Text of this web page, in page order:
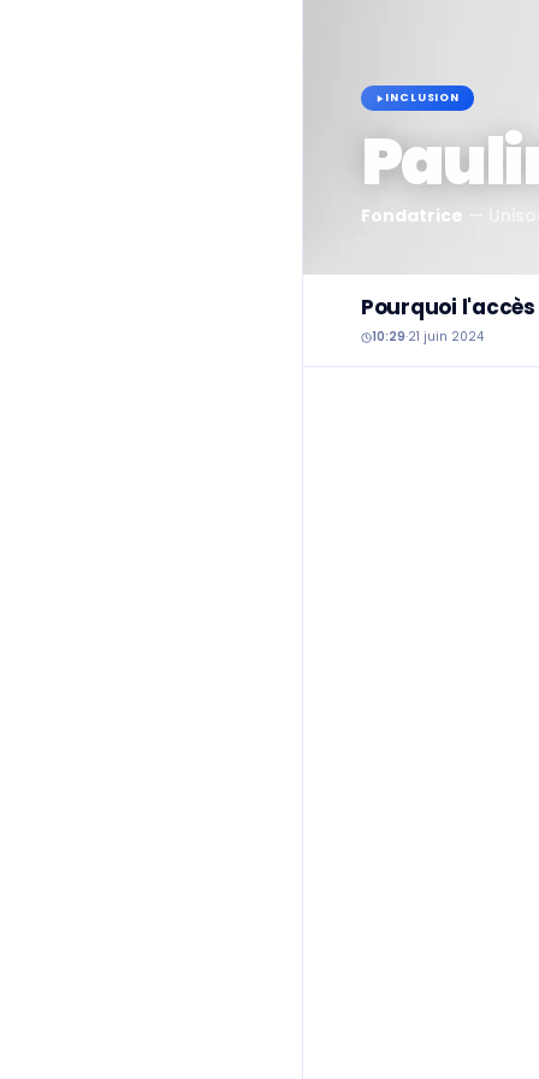
INCLUSION
Fondatrice
Pourquoi
10:29·21 juin 2024